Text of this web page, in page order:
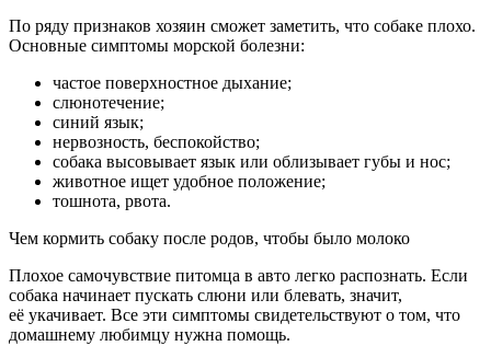
По ряду признаков хозяин сможет заметить, что собаке плохо.
Основные симптомы морской болезни:
частое поверхностное дыхание;
слюнотечение;
синий язык;
нервозность, беспокойство;
собака высовывает язык или облизывает губы и нос;
животное ищет удобное положение;
тошнота, рвота.
Чем кормить собаку после родов, чтобы было молоко
Плохое самочувствие питомца в авто легко распознать. Если
собака начинает пускать слюни или блевать, значит,
её укачивает. Все эти симптомы свидетельствуют о том, что
домашнему любимцу нужна помощь.